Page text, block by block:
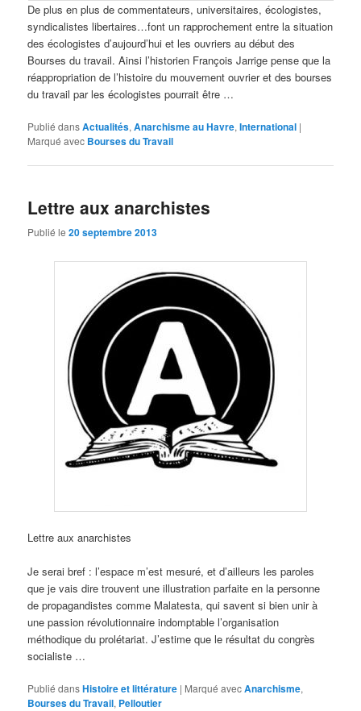
De plus en plus de commentateurs, universitaires, écologistes,
syndicalistes libertaires…font un rapprochement entre la situation
des écologistes d’aujourd’hui et les ouvriers au début des
Bourses du travail. Ainsi l’historien François Jarrige pense que la
réappropriation de l’histoire du mouvement ouvrier et des bourses
du travail par les écologistes pourrait être …
Publié dansActualités,Anarchisme au Havre,International |
Marqué avec Bourses du Travail
Lettre aux anarchistes
Publié le20 septembre 2013
Lettre aux anarchistes
Je serai bref : l’espace m’est mesuré, et d’ailleurs les paroles
que je vais dire trouvent une illustration parfaite en la personne
de propagandistes comme Malatesta, qui savent si bien unir à
une passion révolutionnaire indomptable l’organisation
méthodique du prolétariat. J’estime que le résultat du congrès
socialiste …
Publié dansHistoire et littérature | Marqué avecAnarchisme,
Bourses du Travail, Pelloutier